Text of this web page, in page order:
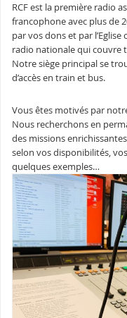
RCF est la première radio
francophone avec plus de
par vos dons et par
radio nationale qui couvre
Notre siège principal se
d’accès en train et bus.
Vous êtes motivés par
Nous recherchons en
des missions
selon vos disponibilités,
quelques exemples…